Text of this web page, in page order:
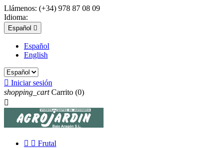
Llámenos: (+34) 978 87 08 09
Idioma:
Español 
Español
English
 Iniciar sesión
shopping_cart Carrito (0)

  Frutal